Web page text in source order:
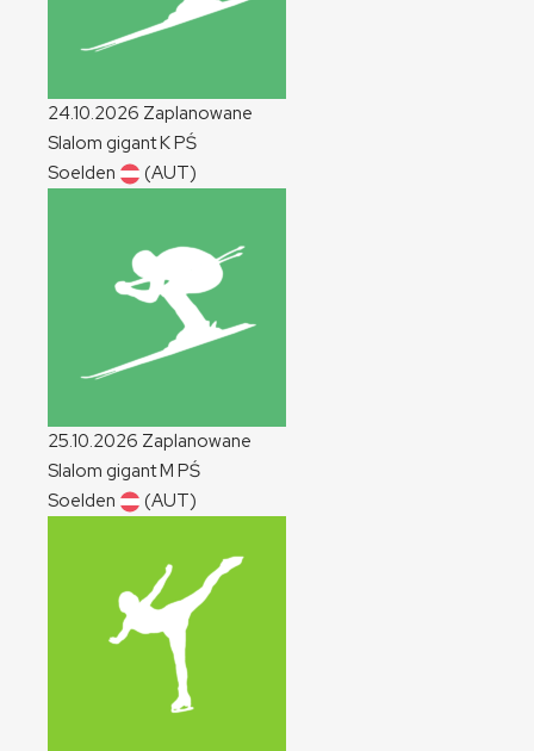
24.10.2026 Zaplanowane
Slalom gigantKPŚ
Soelden
(AUT)
25.10.2026 Zaplanowane
Slalom gigantM PŚ
Soelden
(AUT)